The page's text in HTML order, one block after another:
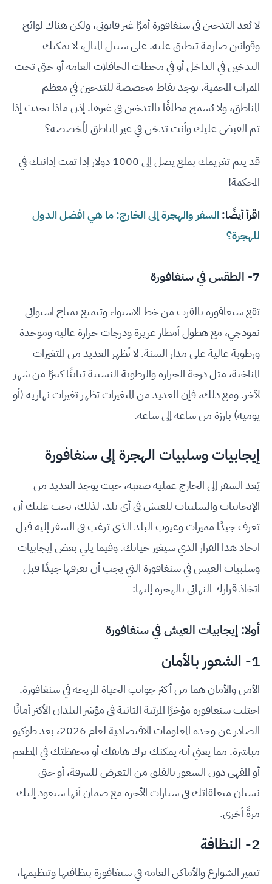
لا يُعد التدخين في سنغافورة أمرًا غير قانوني، ولكن هناك لوائح
وقوانين صارمة تنطبق عليه. على سبيل المثال، لا يمكنك
التدخين في الداخل أو في محطات الحافلات العامة أو حتى تحت
الممرات المحمية. توجد نقاط مخصصة للتدخين في معظم
المناطق، ولا يُسمح مطلقًا بالتدخين في غيرها. إذن ماذا يحدث إذا
تم القبض عليك وأنت تدخن في غير المناطق المُخصصة؟
قد يتم تغريمك بملغ يصل إلى 1000 دولار إذا تمت إدانتك في
المحكمة!
اقرأ أيضًا: السفر والهجرة إلى الخارج: ما هي افضل الدول
للهجرة؟
7- الطقس في سنغافورة
تقع سنغافورة بالقرب من خط الاستواء وتتمتع بمناخ استوائي
نموذجي، مع هطول أمطار غزيرة ودرجات حرارة عالية وموحدة
ورطوبة عالية على مدار السنة. لا تُظهر العديد من المتغيرات
المناخية، مثل درجة الحرارة والرطوبة النسبية تباينًا كبيرًا من شهر
لآخر. ومع ذلك، فإن العديد من المتغيرات تظهر تغيرات نهارية (أو
يومية) بارزة من ساعة إلى ساعة.
إيجابيات وسلبيات الهجرة إلى سنغافورة
يُعد السفر إلى الخارج عملية صعبة، حيث يوجد العديد من
الإيجابيات والسلبيات للعيش في أي بلد. لذلك، يجب عليك أن
تعرف جيدًا مميزات وعيوب البلد الذي ترغب في السفر إليه قبل
اتخاذ هذا القرار الذي سيغير حياتك. وفيما يلي بعض إيجابيات
وسلبيات العيش في سنغافورة التي يجب أن تعرفها جيدًا قبل
اتخاذ قرارك النهائي بالهجرة إليها:
أولا: إيجابيات العيش في سنغافورة
1- الشعور بالأمان
الأمن والأمان هما من أكثر جوانب الحياة المريحة في سنغافورة.
احتلت سنغافورة مؤخرًا المرتبة الثانية في مؤشر البلدان الأكثر أمانًا
الصادر عن وحدة المعلومات الاقتصادية لعام 2026، بعد طوكيو
مباشرة. مما يعني أنه يمكنك ترك هاتفك أو محفظتك في المطعم
أو المقهى دون الشعور بالقلق من التعرض للسرقة، أو حتى
نسيان متعلقاتك في سيارات الأجرة مع ضمان أنها ستعود إليك
مرةً أخرى.
2- النظافة
تتميز الشوارع والأماكن العامة في سنغافورة بنظافتها وتنظيمها،